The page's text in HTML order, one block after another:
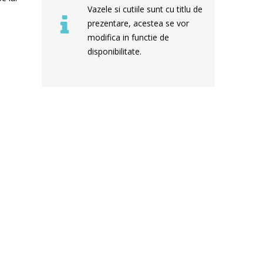
Vazele si cutiile sunt cu titlu de
prezentare, acestea se vor
modifica in functie de
disponibilitate.